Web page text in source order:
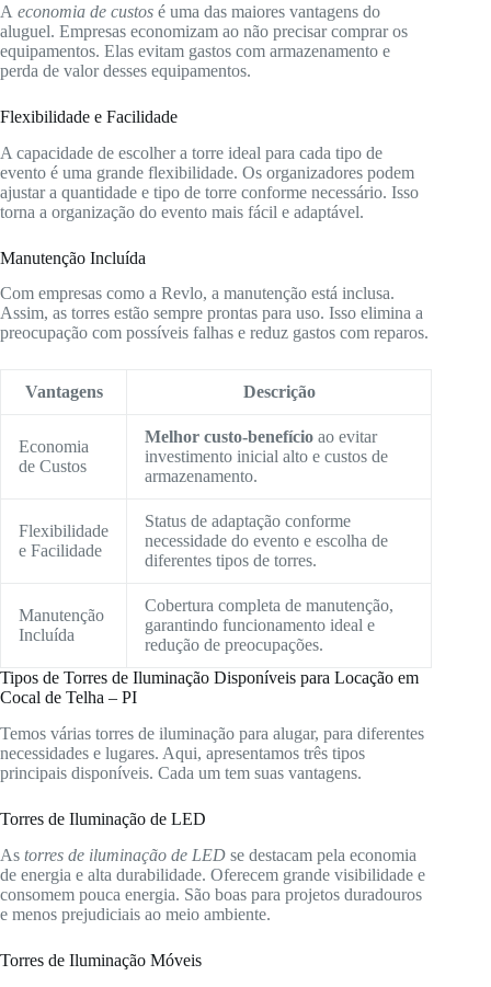
A economia de custos é uma das maiores vantagens do
aluguel. Empresas economizam ao não precisar comprar os
equipamentos. Elas evitam gastos com armazenamento e
perda de valor desses equipamentos.
Flexibilidade e Facilidade
A capacidade de escolher a torre ideal para cada tipo de
evento é uma grande flexibilidade. Os organizadores podem
ajustar a quantidade e tipo de torre conforme necessário. Isso
torna a organização do evento mais fácil e adaptável.
Manutenção Incluída
Com empresas como a Revlo, a manutenção está inclusa.
Assim, as torres estão sempre prontas para uso. Isso elimina a
preocupação com possíveis falhas e reduz gastos com reparos.
Vantagens Descrição
Economia
de Custos
Melhor custo-benefício ao evitar
investimento inicial alto e custos de
armazenamento.
Flexibilidade
e Facilidade
Status de adaptação conforme
necessidade do evento e escolha de
diferentes tipos de torres.
Manutenção
Incluída
Cobertura completa de manutenção,
garantindo funcionamento ideal e
redução de preocupações.
Tipos de Torres de Iluminação Disponíveis para Locação em
Cocal de Telha – PI
Temos várias torres de iluminação para alugar, para diferentes
necessidades e lugares. Aqui, apresentamos três tipos
principais disponíveis. Cada um tem suas vantagens.
Torres de Iluminação de LED
As torres de iluminação de LED se destacam pela economia
de energia e alta durabilidade. Oferecem grande visibilidade e
consomem pouca energia. São boas para projetos duradouros
e menos prejudiciais ao meio ambiente.
Torres de Iluminação Móveis